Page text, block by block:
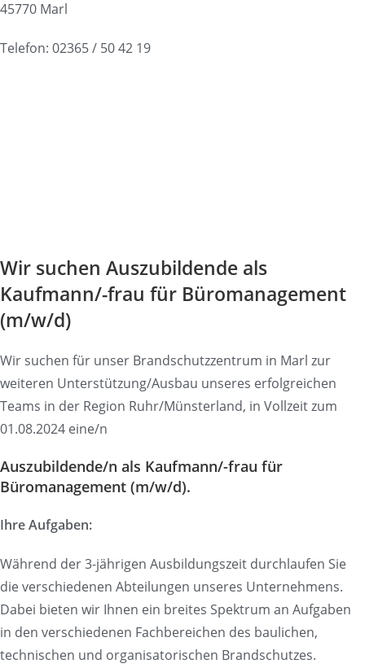
45770 Marl
Telefon: 02365 / 50 42 19
Wir suchen Auszubildende als
Kaufmann/-frau für Büromanagement
(m/w/d)
Wir suchen für unser Brandschutzzentrum in Marl zur
weiteren Unterstützung/Ausbau unseres erfolgreichen
Teams in der Region Ruhr/Münsterland, in Vollzeit zum
01.08.2024 eine/n
Auszubildende/n als Kaufmann/-frau für
Büromanagement (m/w/d).
Ihre Aufgaben:
Während der 3-jährigen Ausbildungszeit durchlaufen Sie
die verschiedenen Abteilungen unseres Unternehmens.
Dabei bieten wir Ihnen ein breites Spektrum an Aufgaben
in den verschiedenen Fachbereichen des baulichen,
technischen und organisatorischen Brandschutzes.